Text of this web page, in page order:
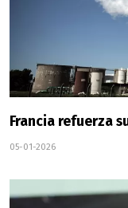
Francia refuerza
05-01-2026